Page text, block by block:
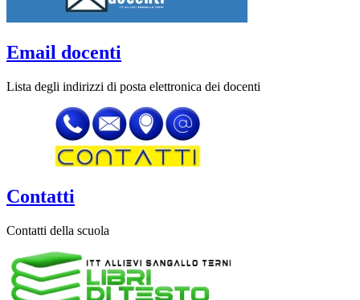
Email docenti
Lista degli indirizzi di posta elettronica dei docenti
Contatti
Contatti della scuola